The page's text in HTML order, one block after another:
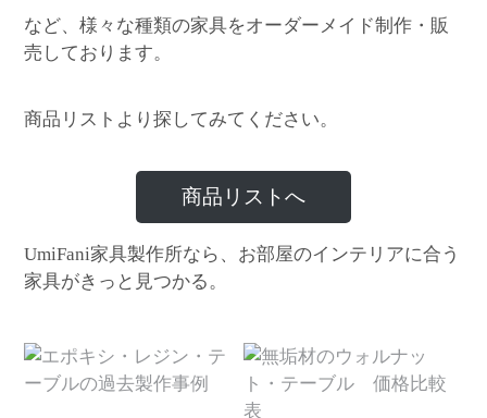
など、様々な種類の家具をオーダーメイド制作・販
売しております。
商品リストより探してみてください。
商品リストへ
UmiFani家具製作所なら、お部屋のインテリアに合う
家具がきっと見つかる。